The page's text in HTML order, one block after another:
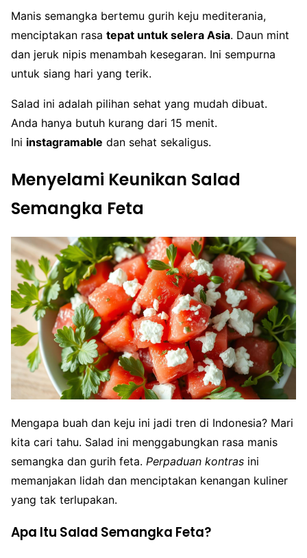
Manis semangka bertemu gurih keju mediterania,
menciptakan rasa tepat untuk selera Asia. Daun mint
dan jeruk nipis menambah kesegaran. Ini sempurna
untuk siang hari yang terik.
Salad ini adalah pilihan sehat yang mudah dibuat.
Anda hanya butuh kurang dari 15 menit.
Ini instagramable dan sehat sekaligus.
Menyelami Keunikan Salad
Semangka Feta
Mengapa buah dan keju ini jadi tren di Indonesia? Mari
kita cari tahu. Salad ini menggabungkan rasa manis
semangka dan gurih feta. Perpaduan kontras ini
memanjakan lidah dan menciptakan kenangan kuliner
yang tak terlupakan.
Apa Itu Salad Semangka Feta?